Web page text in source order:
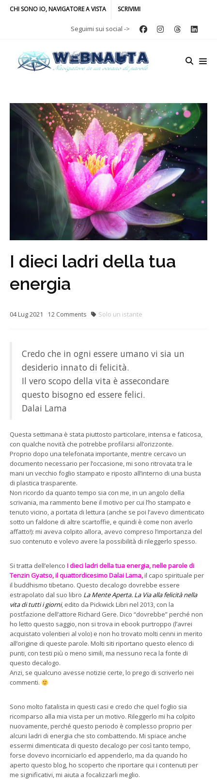
CHI SONO IO, NAVIGATORE A VISTA SCRIVIMI
Seguimi sui social ->
I dieci ladri della tua
energia
04Lug2021 12 Comments Solo un istante
Credo che in ogni essere umano vi sia un
desiderio innato di felicità.
Il vero scopo della vita è assecondare
questo bisogno ed essere felici.
Dalai Lama
Questa settimana è stata piuttosto particolare, intensa e faticosa,
con qualche novità che potrebbe profilarsi all’orizzonte.
Proprio dopo una telefonata importante, mentre cercavo un
documento necessario per l’occasione, mi sono ritrovata tra le
mani un vecchio foglio stampato e riposto all’interno di una busta
di plastica trasparente.
Non ricordo da quanto tempo sia con me, in un angolo della
scrivania, ma rammento bene il motivo per cui l’ho stampato e
tenuto vicino, a portata di lettura (anche se poi l’avevo dimenticato
sotto un faldone di altre scartoffie, e quindi è come non averlo
affatto!): mi aveva colpito allora, avevo compreso l’importanza del
suo contenuto e volevo avere la possibilità di rileggerlo spesso.
Si tratta dell’elenco I dieci ladri della tua energia, nelle parole di
Tenzin Gyatso, il quattordicesimo Dalai Lama,il capo spirituale per
il buddhismo tibetano. Questo decalogo dovrebbe essere
estrapolato dal suo libro La Mente Aperta. La Via alla felicità nella
vita di tutti i giorni, edito da Pickwick Libri nel 2013, con la
postfazione dell’attore Richard Gere. Dico “dovrebbe” perché non
ho letto questo saggio, non si trova in ebook purtroppo (l’avrei
acquistato volentieri al volo) e non ho trovato molti cenni in merito
all’origine di queste parole. Molti siti riportano questo elenco di
punti, con testi più o meno simili, ma nessuno reca la fonte di
questo decalogo.
Anzi, se qualcuno avesse notizie certe, lo prego di scriverlo nei
commenti.
Sono molto fatalista in questi casi e credo che quel foglio sia
ricomparso alla mia vista per un motivo. Rileggerlo mi ha colpito
nuovamente, perché questo periodo è complesso proprio per
alcuni ladri di energia che sto combattendo. Mi spiace anche
essermi dimenticata di questo decalogo per così tanto tempo,
forse dovevo incorniciarlo ed appenderlo, ma da quando ho
aperto questo blog, ho scoperto che riportare qui i contenuti per
me significativi, mi aiuta a focalizzarli meglio.